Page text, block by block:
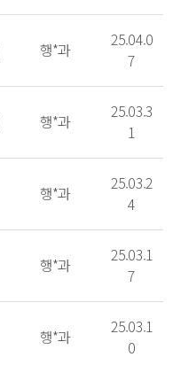
행*과
25.04.0
7
행*과
25.03.3
1
행*과
25.03.2
4
행*과
25.03.1
7
행*과
25.03.1
0